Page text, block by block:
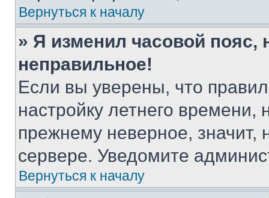
Вернуться к началу
» Я изменил часовой пояс,
неправильное!
Если вы уверены, что
настройку летнего
прежнему неверное, значит,
сервере. Уведомите
Вернуться к началу